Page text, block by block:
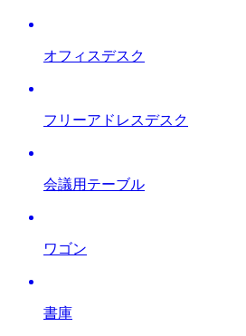
オフィスデスク
フリーアドレスデスク
会議用テーブル
ワゴン
書庫